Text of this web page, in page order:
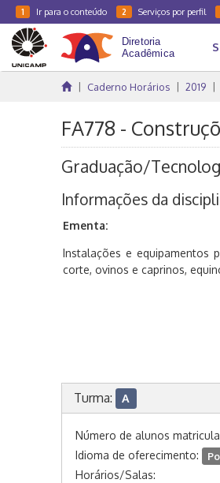
1 Ir para o conteúdo 2 Serviços por perfil
Caderno Horários 2019
FA778 -
Graduação/
Informações da
Ementa:
Instalações e equipamentos
corte, ovinos e caprinos,
Turma: A
Número de alunos
Idioma de oferecimento:
Horários/Salas: